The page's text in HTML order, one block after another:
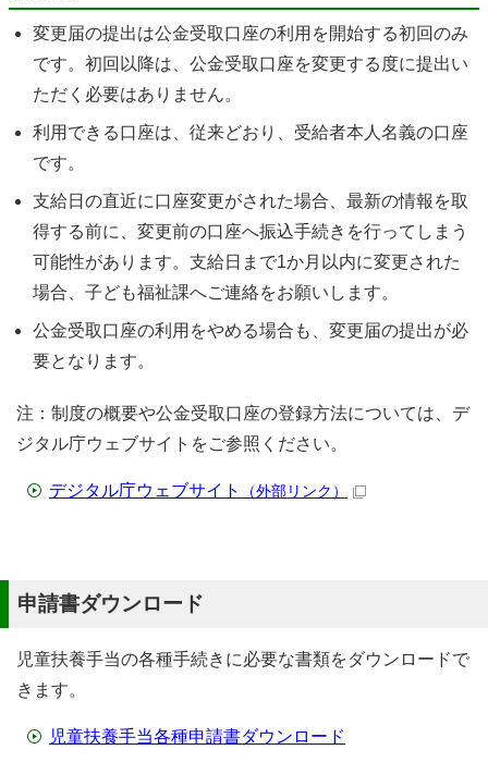
変更届の提出は公金受取口座の利用を開始する初回のみ
です。初回以降は、公金受取口座を変更する度に提出い
ただく必要はありません。
利用できる口座は、従来どおり、受給者本人名義の口座
です。
支給日の直近に口座変更がされた場合、最新の情報を取
得する前に、変更前の口座へ振込手続きを行ってしまう
可能性があります。支給日まで1か月以内に変更された
場合、子ども福祉課へご連絡をお願いします。
公金受取口座の利用をやめる場合も、変更届の提出が必
要となります。
注：制度の概要や公金受取口座の登録方法については、デ
ジタル庁ウェブサイトをご参照ください。
デジタル庁ウェブサイト （外部リンク）
申請書ダウンロード
児童扶養手当の各種手続きに必要な書類をダウンロードで
きます。
児童扶養手当各種申請書ダウンロード